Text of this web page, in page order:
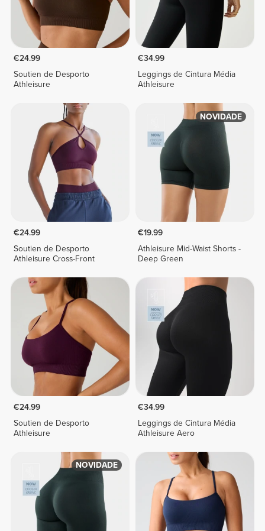
€24.99
Soutien de Desporto
Athleisure
€34.99
Leggings de Cintura Média
Athleisure
€24.99
Soutien de Desporto
Athleisure Cross-Front
NOVIDADE
€19.99
Athleisure Mid-Waist Shorts -
Deep Green
€24.99
Soutien de Desporto
Athleisure
€34.99
Leggings de Cintura Média
Athleisure Aero
NOVIDADE